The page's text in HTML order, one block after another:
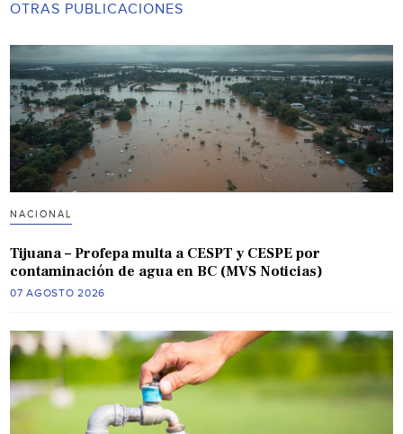
OTRAS PUBLICACIONES
NACIONAL
Tijuana – Profepa multa a CESPT y CESPE por
contaminación de agua en BC (MVS Noticias)
07 AGOSTO 2026